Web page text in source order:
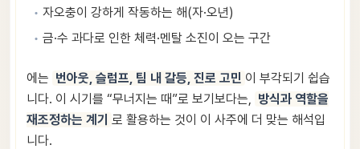
자오충이 강하게 작동하는 해(자·오년)
금·수 과다로 인한 체력·멘탈 소진이 오는 구간
에는 번아웃, 슬럼프, 팀 내 갈등, 진로 고민 이 부각되기 쉽습
니다. 이 시기를 “무너지는 때”로 보기보다는, 방식과 역할을
재조정하는 계기 로 활용하는 것이 이 사주에 더 맞는 해석입
니다.